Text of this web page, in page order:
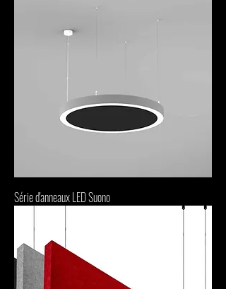
Série d'anneaux LED Suono